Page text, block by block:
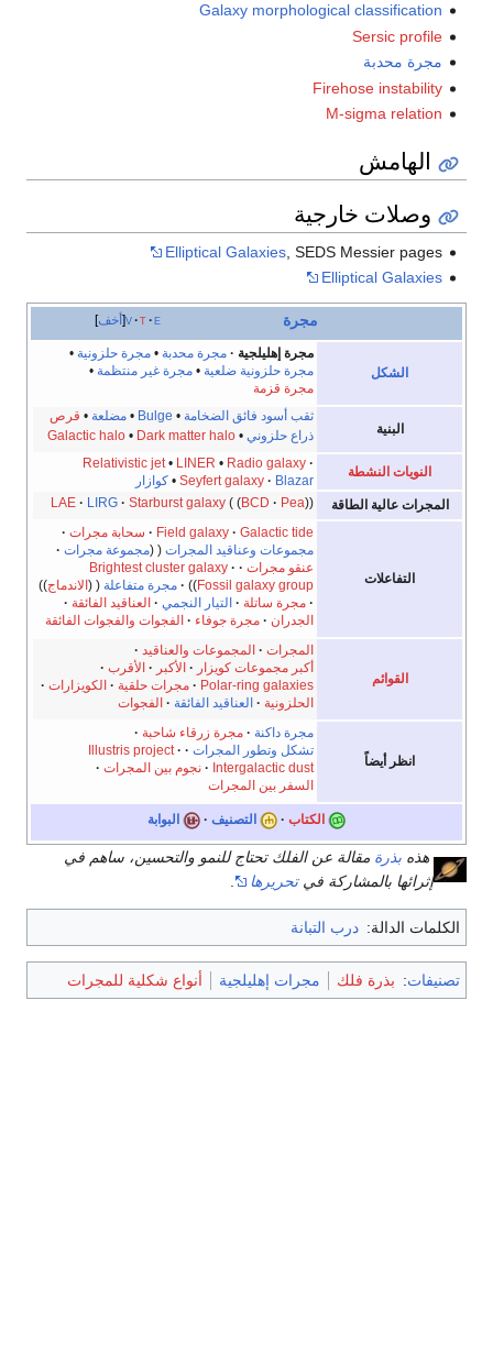
Galaxy morphological classification
Sersic profile
مجرة محدبة
Firehose instability
M-sigma relation
الهامش
وصلات خارجية
Elliptical Galaxies, SEDS Messier pages
Elliptical Galaxies
أخف v t e مجرة
الشكل
مجرة إهليلجية مجرة محدبة •مجرة حلزونية •
مجرة حلزونية ضلعية •مجرة غير منتظمة •
مجرة قزمة
البنية
ثقب أسود فائق الضخامة •
Bulge
•مضلعة • قرص
ذراع حلزوني •
Galactic halo• Dark matter halo
النويات النشطة
Relativistic jet• LINER • Radio galaxy
Seyfert galaxy
Blazar
•كوازار
المجرات عالية الطاقة
LAE LIRG Starburst galaxy BCD Pea
التفاعلات
Field galaxy Galactic tide
سحابة مجرات
مجموعات وعناقيد المجرات
مجموعة مجرات
عنقو مجرات
Brightest cluster galaxy
Fossil galaxy group
مجرة متفاعلة
الاندماج
مجرة ساتلة
التيار النجمي
العناقيد الفائقة
الجدران
مجرة جوفاء الفجوات والفجوات الفائقة
القوائم
المجرات
المجموعات والعناقيد
أكبر مجموعات كويزار
الأكبر
الأقرب
Polar-ring galaxies
مجرات حلقية
الكويزارات
الحلزونية
العناقيد الفائقة الفجوات
انظر أيضاً
مجرة داكنة
مجرة زرقاء شاحبة
تشكل وتطور المجرات
Illustris project
Intergalactic dust
نجوم بين المجرات
السفر بين المجرات
الكتاب التصنيف البوابة
هذه بذرة مقالة عن الفلك تحتاج للنمو والتحسين، ساهم في
إثرائها بالمشاركة فيتحريرها .
الكلمات الدالة: درب التبانة
تصنيفات: بذرة فلك مجرات إهليلجية أنواع شكلية للمجرات